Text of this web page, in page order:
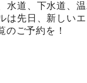
水道、下水道、温
は先日、新しい
ご予約を！